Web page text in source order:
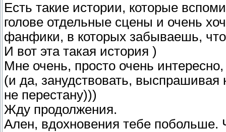
Есть такие истории, которые
голове отдельные сцены и очень
фанфики, в которых забываешь,
И вот эта такая история )
Мне очень, просто очень
(и да, занудствовать, выспрашивая
не перестану)))
Жду продолжения.
Ален, вдохновения тебе побольше.